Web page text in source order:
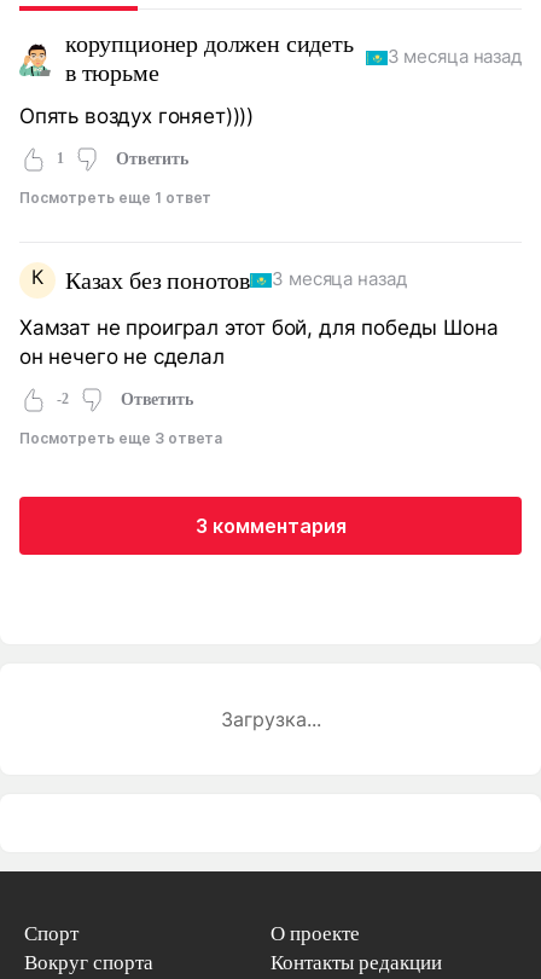
корупционер должен сидеть
в тюрьме
3 месяца назад
Опять воздух гоняет))))
1 Ответить
Посмотреть еще 1 ответ
К Казах без понотов 3 месяца назад
Хамзат не проиграл этот бой, для победы Шона
он нечего не сделал
-2 Ответить
Посмотреть еще 3 ответа
3 комментария
Загрузка...
Спорт
Вокруг спорта
О проекте
Контакты редакции